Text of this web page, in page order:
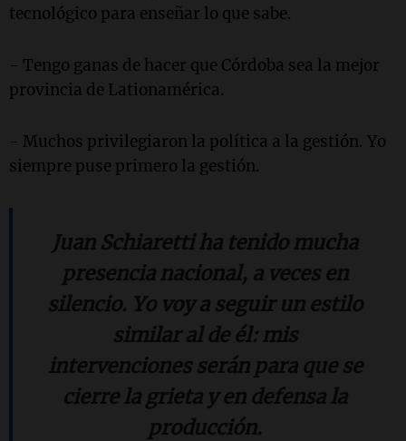
tecnológico para enseñar lo que sabe.
- Tengo ganas de hacer que Córdoba sea la mejor
provincia de Lationamérica.
- Muchos privilegiaron la política a la gestión. Yo
siempre puse primero la gestión.
Juan Schiaretti ha tenido mucha
presencia nacional, a veces en
silencio. Yo voy a seguir un estilo
similar al de él: mis
intervenciones serán para que se
cierre la grieta y en defensa la
producción.